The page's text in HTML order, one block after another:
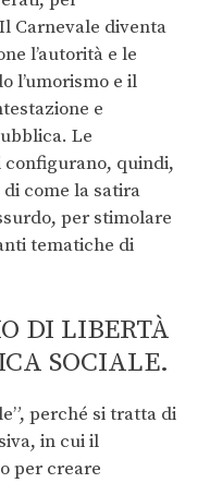
Carnevale diventa
l’autorità e le
l’umorismo e il
e
Le
configurano, quindi,
come la satira
per stimolare
tematiche di
DI LIBERTÀ
SOCIALE.
perché si tratta di
in cui il
per creare